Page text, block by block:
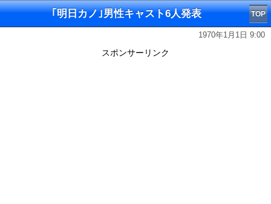
｢明日カノ｣男性キャスト6人発表 TOP
1970年1月1日 9:00
スポンサーリンク